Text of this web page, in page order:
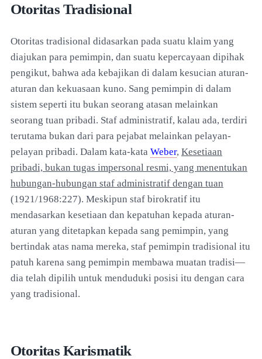
Otoritas Tradisional
Otoritas tradisional didasarkan pada suatu klaim yang
diajukan para pemimpin, dan suatu kepercayaan dipihak
pengikut, bahwa ada kebajikan di dalam kesucian aturan-
aturan dan kekuasaan kuno. Sang pemimpin di dalam
sistem seperti itu bukan seorang atasan melainkan
seorang tuan pribadi. Staf administratif, kalau ada, terdiri
terutama bukan dari para pejabat melainkan pelayan-
pelayan pribadi. Dalam kata-kata Weber, Kesetiaan
pribadi, bukan tugas impersonal resmi, yang menentukan
hubungan-hubungan staf administratif dengan tuan
(1921/1968:227). Meskipun staf birokratif itu
mendasarkan kesetiaan dan kepatuhan kepada aturan-
aturan yang ditetapkan kepada sang pemimpin, yang
bertindak atas nama mereka, staf pemimpin tradisional itu
patuh karena sang pemimpin membawa muatan tradisi—
dia telah dipilih untuk menduduki posisi itu dengan cara
yang tradisional.
Otoritas Karismatik